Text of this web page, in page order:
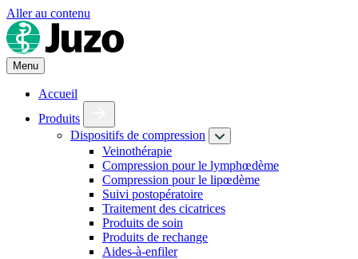
Aller au contenu
Menu
Accueil
Produits
Dispositifs de compression
Veinothérapie
Compression pour le lymphœdème
Compression pour le lipœdème
Suivi postopératoire
Traitement des cicatrices
Produits de soin
Produits de rechange
Aides-à-enfiler